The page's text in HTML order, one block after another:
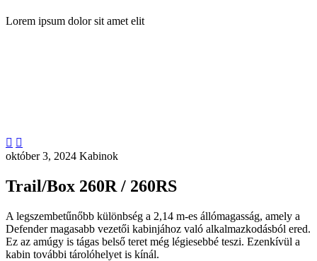
Lorem ipsum dolor sit amet elit
 
október 3, 2024 Kabinok
Trail/Box 260R / 260RS
A legszembetűnőbb különbség a 2,14 m-es állómagasság, amely a
Defender magasabb vezetői kabinjához való alkalmazkodásból ered.
Ez az amúgy is tágas belső teret még légiesebbé teszi. Ezenkívül a
kabin további tárolóhelyet is kínál.